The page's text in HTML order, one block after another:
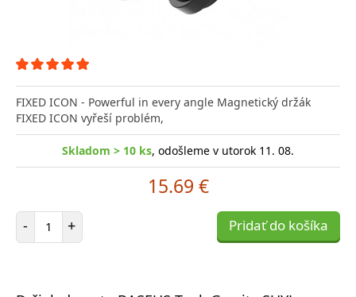
FIXED ICON - Powerful in every angle Magnetický držák
FIXED ICON vyřeší problém,
Skladom > 10 ks, odošleme v utorok 11. 08.
15.69 €
- Počet položiek
+ Pridať do košíka